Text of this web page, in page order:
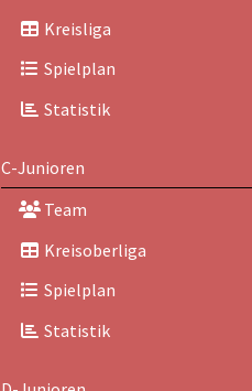
Kreisliga
Spielplan
Statistik
C-Junioren
Team
Kreisoberliga
Spielplan
Statistik